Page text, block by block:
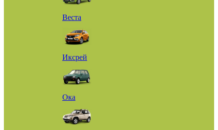
Веста
Иксрей
Ока